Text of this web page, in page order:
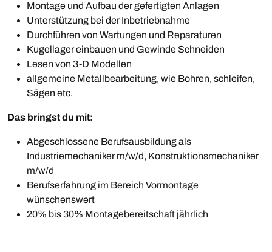
Montage und Aufbau der gefertigten Anlagen
Unterstützung bei der Inbetriebnahme
Durchführen von Wartungen und Reparaturen
Kugellager einbauen und Gewinde Schneiden
Lesen von 3-D Modellen
allgemeine Metallbearbeitung, wie Bohren, schleifen,
Sägen etc.
Das bringst du mit:
Abgeschlossene Berufsausbildung als
Industriemechaniker m/w/d, Konstruktionsmechaniker
m/w/d
Berufserfahrung im Bereich Vormontage
wünschenswert
20% bis 30% Montagebereitschaft jährlich